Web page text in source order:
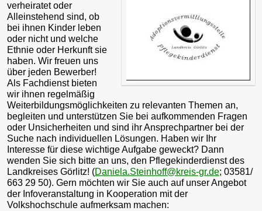
verheiratet oder
Alleinstehend sind, ob
bei ihnen Kinder leben
oder nicht und welche
Ethnie oder Herkunft sie
haben. Wir freuen uns
über jeden Bewerber!
Als Fachdienst bieten
wir ihnen regelmäßig
Weiterbildungsmöglichkeiten zu relevanten Themen an,
begleiten und unterstützen Sie bei aufkommenden Fragen
oder Unsicherheiten und sind ihr Ansprechpartner bei der
Suche nach individuellen Lösungen. Haben wir Ihr
Interesse für diese wichtige Aufgabe geweckt? Dann
wenden Sie sich bitte an uns, den Pflegekinderdienst des
Landkreises Görlitz! (Daniela.Steinhoff@kreis-gr.de; 03581/
663 29 50). Gern möchten wir Sie auch auf unser Angebot
der Infoveranstaltung in Kooperation mit der
Volkshochschule aufmerksam machen: